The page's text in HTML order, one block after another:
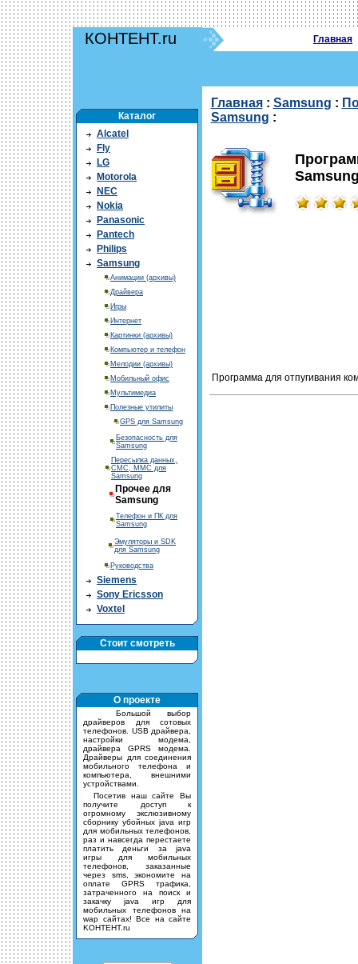
КОНТЕНТ.ru Главная
Каталог
Alcatel
Fly
LG
Motorola
NEC
Nokia
Panasonic
Pantech
Philips
Samsung
Анимации (архивы)
Драйвера
Игры
Интернет
Картинки (архивы)
Компьютер и телефон
Мелодии (архивы)
Мобильный офис
Мультимедиа
Полезные утилиты
GPS для Samsung
Безопасность для
Samsung
Пересылка данных,
СМС, ММС для
Samsung
Прочее для
Samsung
Телефон и ПК для
Samsung
Эмуляторы и SDK
для Samsung
Руководства
Siemens
Sony Ericsson
Voxtel
Стоит смотреть
О проекте
Большой выбор
драйверов для сотовых
телефонов. USB драйвера,
настройки модема,
драйвера GPRS модема.
Драйверы для соединения
мобильного телефона и
компьютера, внешними
устройствами.
Посетив наш сайте Вы
получите доступ к
огромному экслюзивному
сборнику убойных java игр
для мобильных телефонов,
раз и навсегда перестаете
платить деньги за java
игры для мобильных
телефонов, заказанные
через sms, экономите на
оплате GPRS трафика,
затраченного на поиск и
закачку java игр для
мобильных телефонов на
wap сайтах! Все на сайте
KOHTEHT.ru
Главная: Samsung :
Samsung :
Программа для отпугивания